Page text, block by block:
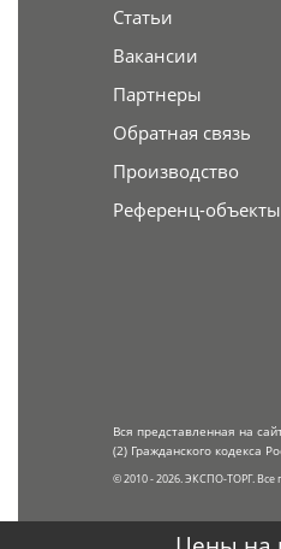
Статьи
Вакансии
Партнеры
Обратная связь
Производство
Референц-объекты
Вся представленная на
(2) Гражданского кодекса
© 2010 - 2026. ЭКСПО-ТОРГ.